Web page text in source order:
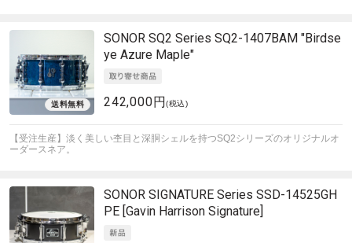
SONOR SQ2 Series SQ2-1407BAM "Birdse
ye Azure Maple"
242,000円(税込)
【受注生産】淡く美しい杢目と深胴シェルを持つSQ2シリーズのオリジナルオ
ーダースネア。
SONOR SIGNATURE Series SSD-14525GH
PE [Gavin Harrison Signature]